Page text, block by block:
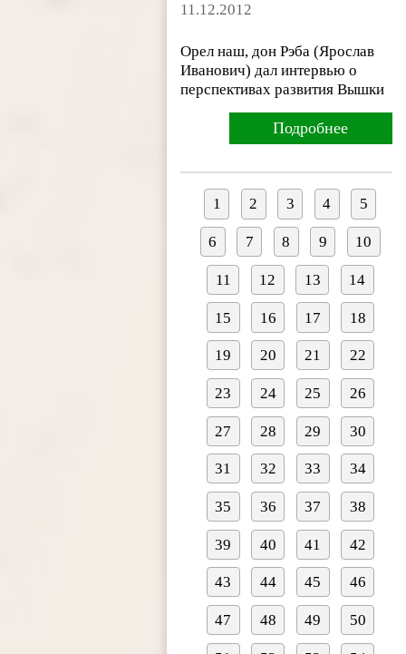
11.12.2012
Орел наш, дон Рэба (Ярослав
Иванович) дал интервью о
перспективах развития Вышки
Подробнее
1 2 3 4 5
6 7 8 9 10
11 12 13 14
15 16 17 18
19 20 21 22
23 24 25 26
27 28 29 30
31 32 33 34
35 36 37 38
39 40 41 42
43 44 45 46
47 48 49 50